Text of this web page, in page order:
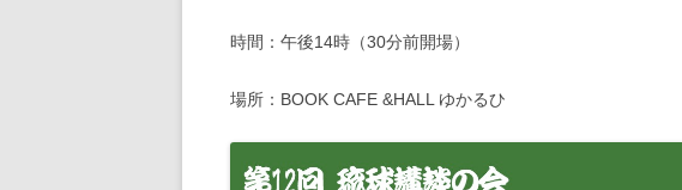
時間：午後14時（30分前開場）
場所：BOOK CAFE &HALL ゆかるひ